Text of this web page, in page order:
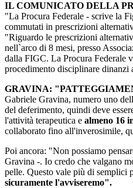
IL COMUNICATO DELLA
"La Procura Federale - scrive la
commutati in prescrizioni
"Riguardo le prescrizioni
nell`arco di 8 mesi, presso
dalla FIGC. La Procura Federale
procedimento disciplinare
GRAVINA:
Gabriele Gravina, numero uno
del deferimento, quindi deve
l'attività terapeutica e almeno 16
collaborato fino all'inverosimile,
Poi ancora: "Non possiamo
Gravina -. Io credo che valgano
pelle. Questo vale più di semplici
sicuramente l'avviseremo".